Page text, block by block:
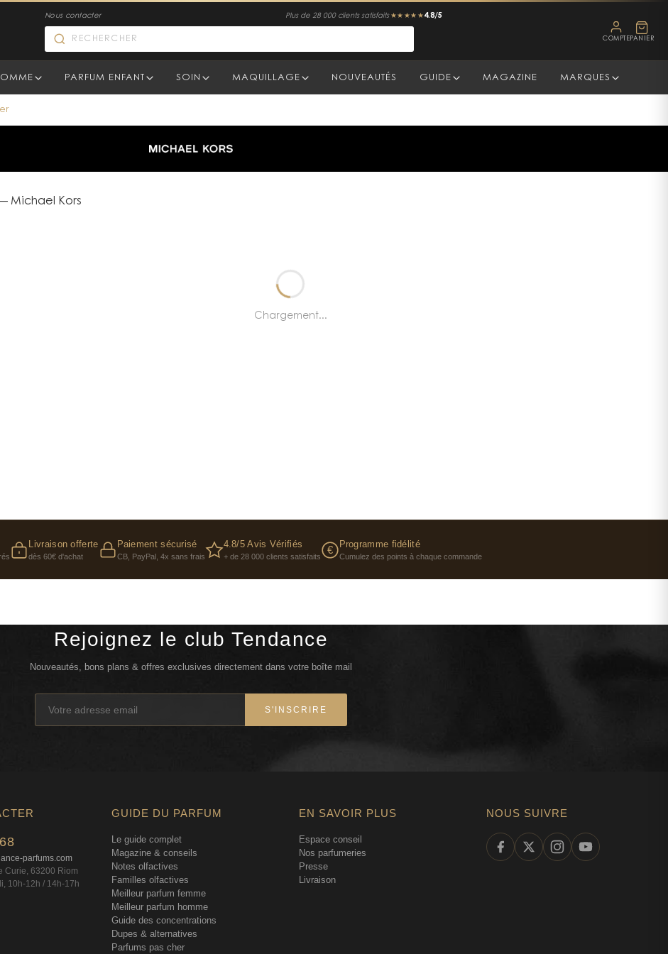
Nous contacter Plus de 28 000 clients satisfaits ★★★★★ 4.8/5
COMPTE PANIER
PARFUM ENFANT SOIN MAQUILLAGE NOUVEAUTÉS GUIDE MAGAZINE MARQUES
Michael Kors
Chargement...
Livraison offerte
dès 60€ d'achat
Paiement sécurisé
CB, PayPal, 4x sans frais
4.8/5 Avis Vérifiés
+ de 28 000 clients satisfaits
€ Programme fidélité
Cumulez des points à chaque commande
Rejoignez le club Tendance
Nouveautés, bons plans & offres exclusives directement dans votre boîte mail
S'INSCRIRE
parfums.com
Curie, 63200 Riom
10h-12h / 14h-17h
GUIDE DU PARFUM
Le guide complet
Magazine & conseils
Notes olfactives
Familles olfactives
Meilleur parfum femme
Meilleur parfum homme
Guide des concentrations
Dupes & alternatives
Parfums pas cher
EN SAVOIR PLUS
Espace conseil
Nos parfumeries
Presse
Livraison
NOUS SUIVRE